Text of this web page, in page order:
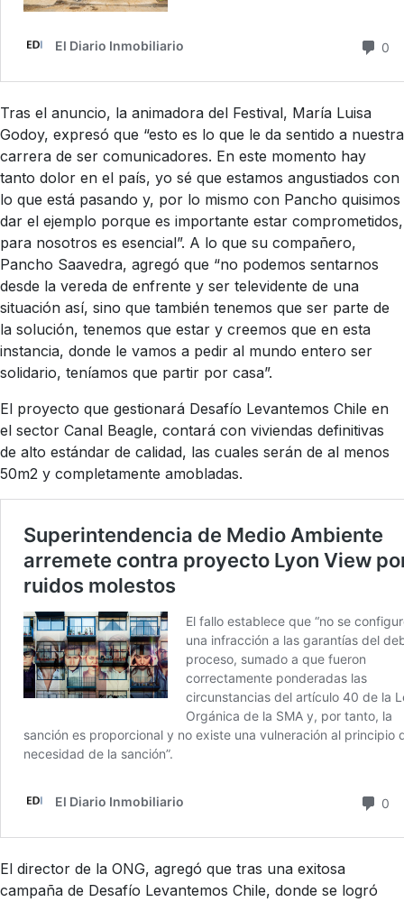
Tras el anuncio, la animadora del Festival, María Luisa
Godoy, expresó que “esto es lo que le da sentido a nuestra
carrera de ser comunicadores. En este momento hay
tanto dolor en el país, yo sé que estamos angustiados con
lo que está pasando y, por lo mismo con Pancho quisimos
dar el ejemplo porque es importante estar comprometidos,
para nosotros es esencial”. A lo que su compañero,
Pancho Saavedra, agregó que “no podemos sentarnos
desde la vereda de enfrente y ser televidente de una
situación así, sino que también tenemos que ser parte de
la solución, tenemos que estar y creemos que en esta
instancia, donde le vamos a pedir al mundo entero ser
solidario, teníamos que partir por casa”.
El proyecto que gestionará Desafío Levantemos Chile en
el sector Canal Beagle, contará con viviendas definitivas
de alto estándar de calidad, las cuales serán de al menos
50m2 y completamente amobladas.
El director de la ONG, agregó que tras una exitosa
campaña de Desafío Levantemos Chile, donde se logró